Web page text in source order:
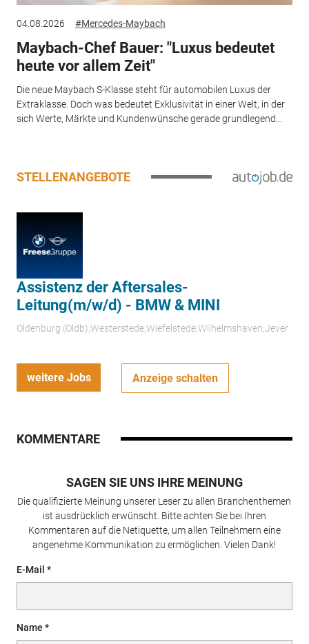
04.08.2026 #Mercedes-Maybach
Maybach-Chef Bauer: "Luxus bedeutet
heute vor allem Zeit"
Die neue Maybach S-Klasse steht für automobilen Luxus der
Extraklasse. Doch was bedeutet Exklusivität in einer Welt, in der
sich Werte, Märkte und Kundenwünsche gerade grundlegend...
STELLENANGEBOTE
Assistenz der Aftersales-
Leitung(m/w/d) - BMW & MINI
Oldenburg (Oldb);Westerstede;Wiefelstede;Wilhelmshaven;Jever
weitere Jobs Anzeige schalten
KOMMENTARE
SAGEN SIE UNS IHRE MEINUNG
Die qualifizierte Meinung unserer Leser zu allen Branchenthemen
ist ausdrücklich erwünscht. Bitte achten Sie bei Ihren
Kommentaren auf die Netiquette, um allen Teilnehmern eine
angenehme Kommunikation zu ermöglichen. Vielen Dank!
E-Mail
Name